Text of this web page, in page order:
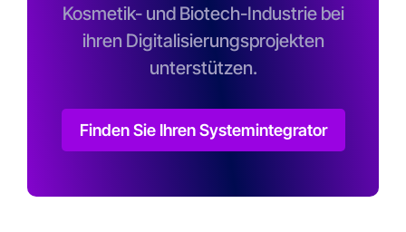
Kosmetik- und Biotech-Industrie bei
ihren Digitalisierungsprojekten
unterstützen.
Finden Sie Ihren Systemintegrator